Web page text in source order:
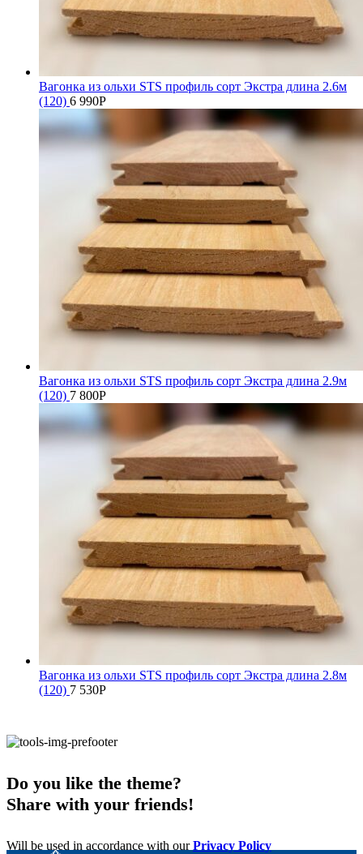
Вагонка из ольхи STS профиль сорт Экстра длина 2.6м
(120) 6 990Р
Вагонка из ольхи STS профиль сорт Экстра длина 2.9м
(120) 7 800Р
Вагонка из ольхи STS профиль сорт Экстра длина 2.8м
(120) 7 530Р
Do you like the theme?
Share with your friends!
Will be used in accordance with ourPrivacy Policy